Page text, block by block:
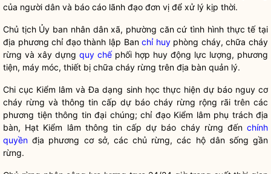
của người dân và báo cáo lãnh đạo đơn vị để xử lý kịp thời.
Chủ tịch Ủy ban nhân dânxã, phường căn cứ tình hình thực tế tại
địa phươngchỉ đạothành lập Banchỉ huyphòng cháy, chữa cháy
rừng và xây dựng quy chếphối hợp huy động lực lượng, phương
tiện, máy móc, thiết bị chữa cháy rừng trên địa bàn quản lý.
Chi cục Kiểm lâm và Đa dạng sinh học thực hiện dự báo nguy cơ
cháy rừng và thông tin cấp dự báo cháy rừng rộng rãi trên các
phương tiện thông tin đại chúng; chỉ đạo Kiểm lâm phụ trách địa
bàn, Hạt Kiểm lâm thông tin cấp dự báo cháy rừng đếnchính
quyền địa phương cơ sở, các chủ rừng, các hộ dân sống gần
rừng.